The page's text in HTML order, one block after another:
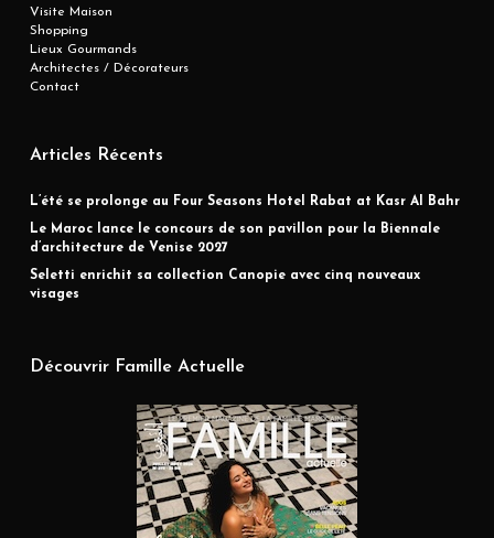
Visite Maison
Shopping
Lieux Gourmands
Architectes / Décorateurs
Contact
Articles Récents
L’été se prolonge au Four Seasons Hotel Rabat at Kasr Al Bahr
Le Maroc lance le concours de son pavillon pour la Biennale
d’architecture de Venise 2027
Seletti enrichit sa collection Canopie avec cinq nouveaux
visages
Découvrir Famille Actuelle